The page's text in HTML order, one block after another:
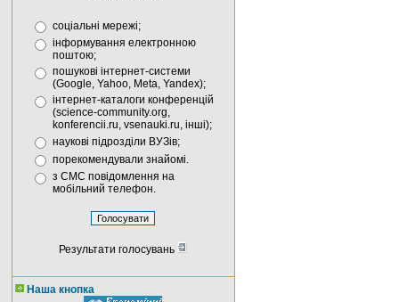
соціальні мережі;
інформування електронною
поштою;
пошукові інтернет-системи
(Google, Yahoo, Meta, Yandex);
інтернет-каталоги конференцій
(science-community.org,
konferencii.ru, vsenauki.ru, інші);
наукові підрозділи ВУЗів;
порекомендували знайомі.
з СМС повідомлення на
мобільний телефон.
Результати голосувань
Наша кнопка